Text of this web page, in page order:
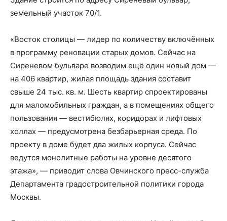
земельный участок 70/1.
«Восток столицы — лидер по количеству включённых
в программу реновации старых домов. Сейчас на
Сиреневом бульваре возводим ещё один новый дом —
на 406 квартир, жилая площадь здания составит
свыше 24 тыс. кв. м. Шесть квартир спроектированы
для маломобильных граждан, а в помещениях общего
пользования — вестибюлях, коридорах и лифтовых
холлах — предусмотрена безбарьерная среда. По
проекту в доме будет два жилых корпуса. Сейчас
ведутся монолитные работы на уровне десятого
этажа», — приводит слова Овчинского пресс-служба
Департамента градостроительной политики города
Москвы.